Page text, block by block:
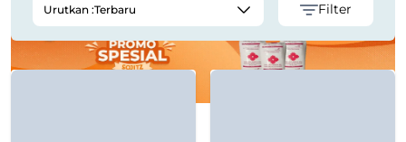
Urutkan :Terbaru Filter